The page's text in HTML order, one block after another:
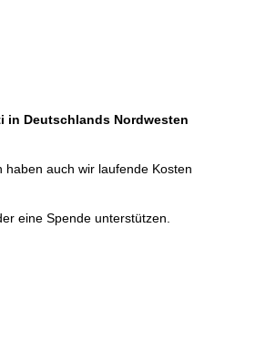
in Deutschlands Nordwesten
auch wir laufende Kosten
eine Spende unterstützen.